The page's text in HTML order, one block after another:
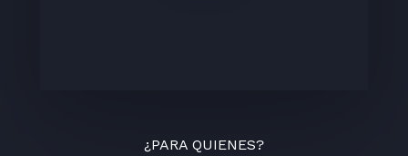
¿PARA QUIENES?